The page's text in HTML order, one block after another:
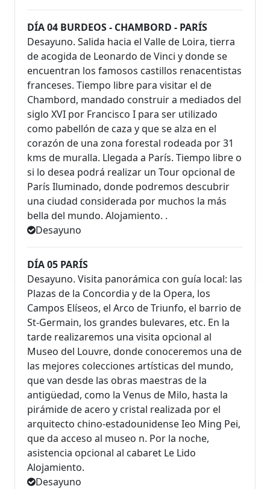
DÍA 04 BURDEOS - CHAMBORD - PARÍS
Desayuno. Salida hacia el Valle de Loira, tierra
de acogida de Leonardo de Vinci y donde se
encuentran los famosos castillos renacentistas
franceses. Tiempo libre para visitar el de
Chambord, mandado construir a mediados del
siglo XVI por Francisco I para ser utilizado
como pabellón de caza y que se alza en el
corazón de una zona forestal rodeada por 31
kms de muralla. Llegada a París. Tiempo libre o
si lo desea podrá realizar un Tour opcional de
París Iluminado, donde podremos descubrir
una ciudad considerada por muchos la más
bella del mundo. Alojamiento. .
Desayuno
DÍA 05 PARÍS
Desayuno. Visita panorámica con guía local: las
Plazas de la Concordia y de la Opera, los
Campos Elíseos, el Arco de Triunfo, el barrio de
St-Germain, los grandes bulevares, etc. En la
tarde realizaremos una visita opcional al
Museo del Louvre, donde conoceremos una de
las mejores colecciones artísticas del mundo,
que van desde las obras maestras de la
antigüedad, como la Venus de Milo, hasta la
pirámide de acero y cristal realizada por el
arquitecto chino-estadounidense Ieo Ming Pei,
que da acceso al museo n. Por la noche,
asistencia opcional al cabaret Le Lido
Alojamiento.
Desayuno